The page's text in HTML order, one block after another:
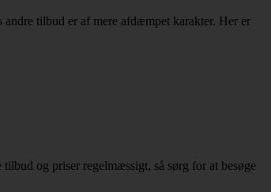
andre tilbud er af mere afdæmpet karakter. Her er
og priser regelmæssigt, så sørg for at besøge